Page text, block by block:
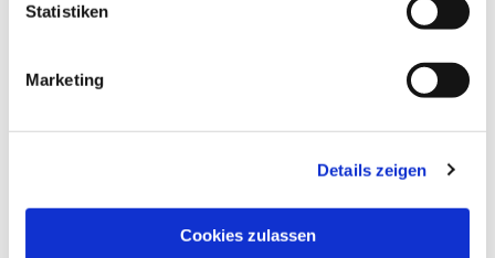
Statistiken
Marketing
Details zeigen
Cookies zulassen
Dies könnte Sie auch
interessieren